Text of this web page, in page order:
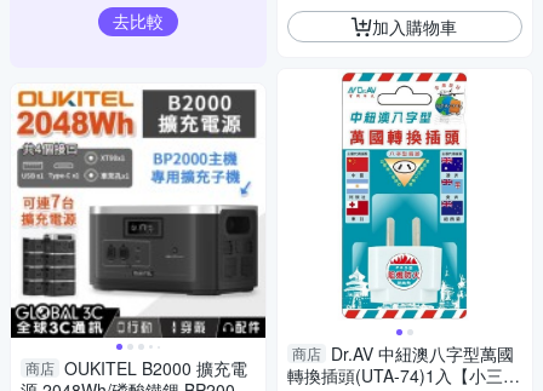
去比較
商店 OUKITEL B2000 擴充電
加入購物車
商店 Dr.AV 中紐澳八字型萬國
轉換插頭(UTA-74)1入【小三美